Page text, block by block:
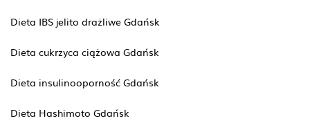
Dieta IBS jelito drażliwe Gdańsk
Dieta cukrzyca ciążowa Gdańsk
Dieta insulinooporność Gdańsk
Dieta Hashimoto Gdańsk